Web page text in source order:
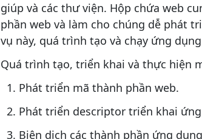
giúp và các thư viện. Hộp chứa web
phần web và làm cho chúng dễ phát
vụ này, quá trình tạo và chạy ứng
Quá trình tạo, triển khai và thực hiện
Phát triển mã thành phần web.
Phát triển descriptor triển khai
Biên dịch các thành phần ứng